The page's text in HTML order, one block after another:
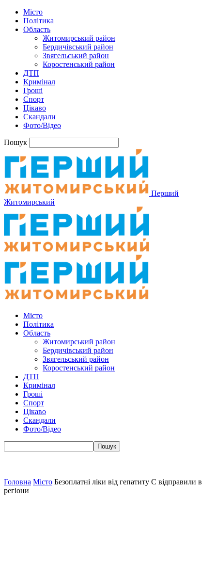
Місто
Політика
Область
Житомирський район
Бердичівський район
Звягельський район
Коростенський район
ДТП
Кримінал
Гроші
Спорт
Цікаво
Скандали
Фото/Відео
Пошук
Перший
Житомирський
Місто
Політика
Область
Житомирський район
Бердичівський район
Звягельський район
Коростенський район
ДТП
Кримінал
Гроші
Спорт
Цікаво
Скандали
Фото/Відео
Головна Місто Безоплатні ліки від гепатиту С відправили в
регіони